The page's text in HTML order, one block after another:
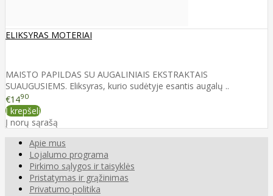
ELIKSYRAS MOTERIAI
MAISTO PAPILDAS SU AUGALINIAIS EKSTRAKTAIS
SUAUGUSIEMS. Eliksyras, kurio sudėtyje esantis augalų ..
€1490
Į krepšelį
Į norų sąrašą
Apie mus
Lojalumo programa
Pirkimo sąlygos ir taisyklės
Pristatymas ir grąžinimas
Privatumo politika